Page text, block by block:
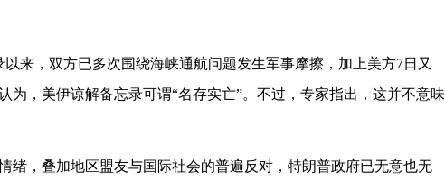
来，双方已多次围绕海峡通航问题发生军事摩擦，加上美方7日又
为，美伊谅解备忘录可谓“名存实亡”。不过，专家指出，这并不意味
绪，叠加地区盟友与国际社会的普遍反对，特朗普政府已无意也无